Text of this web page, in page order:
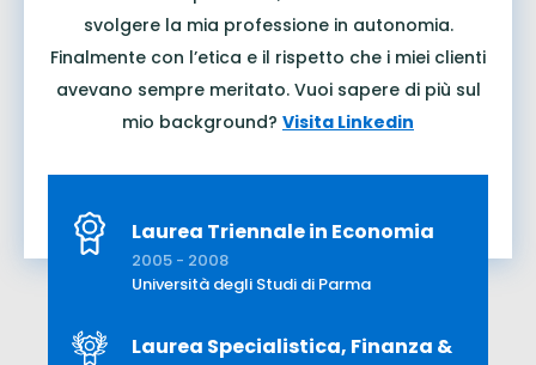
svolgere la mia professione in autonomia.
Finalmente con l’etica e il rispetto che i miei clienti
avevano sempre meritato. Vuoi sapere di più sul
mio background? Visita Linkedin
Laurea Triennale in Economia
2005 - 2008
Università degli Studi di Parma
Laurea Specialistica, Finanza &